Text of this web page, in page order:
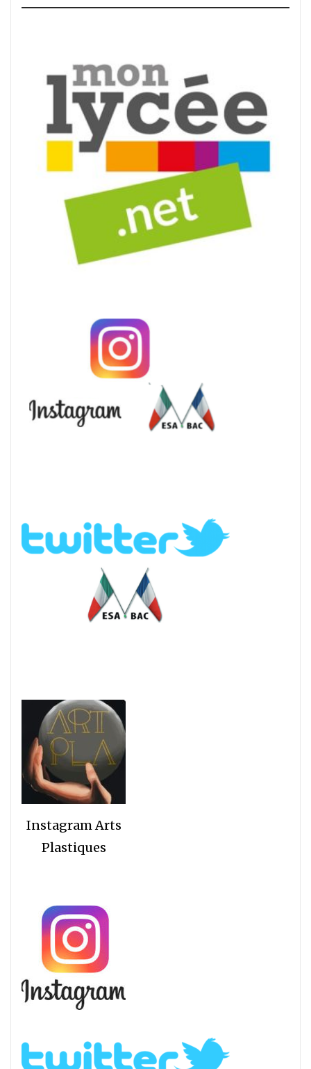
Instagram Arts
Plastiques